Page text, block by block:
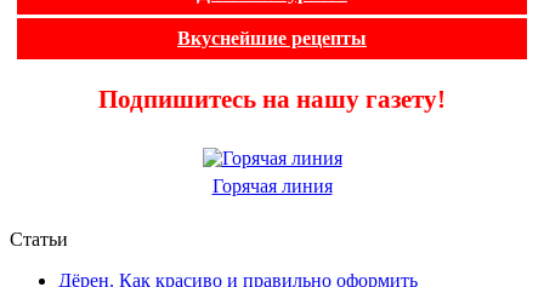
Вкуснейшие рецепты
Подпишитесь на нашу газету!
Горячая линия
Статьи
Дёрен. Как красиво и правильно оформить